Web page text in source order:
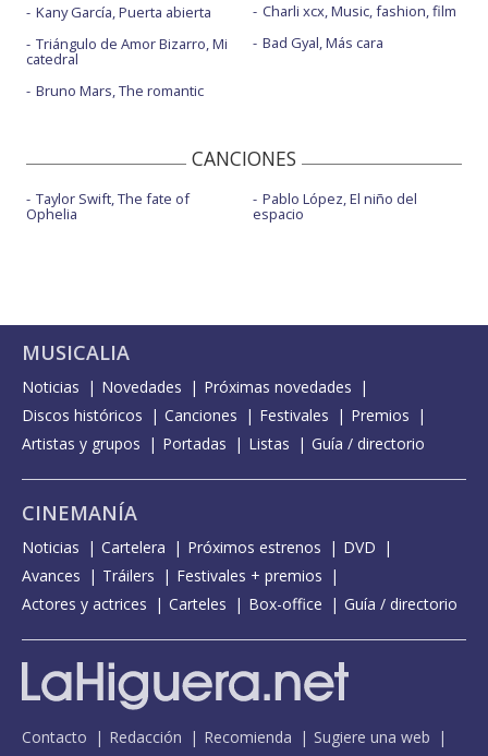
Kany García, Puerta abierta
Triángulo de Amor Bizarro, Mi
catedral
Bruno Mars, The romantic
Charli xcx, Music, fashion, film
Bad Gyal, Más cara
CANCIONES
Taylor Swift, The fate of
Ophelia
Pablo López, El niño del
espacio
MUSICALIA
Noticias Novedades
Próximas novedades
Discos históricos
Canciones Festivales
Premios
Artistas y grupos
Portadas Listas Guía / directorio
CINEMANÍA
Noticias Cartelera Próximos estrenos
DVD
Avances
Tráilers
Festivales + premios
Actores y actrices
Carteles Box-office Guía / directorio
Contacto Redacción Recomienda
Sugiere una web